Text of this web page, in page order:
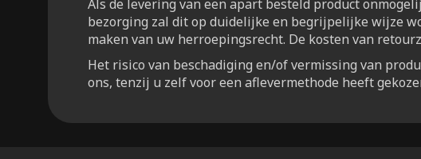
Als de levering van een apart besteld product
bezorging zal dit op duidelijke en begrijpelijke wijze
maken van uw herroepingsrecht. De kosten van
Het risico van beschadiging en/of vermissing van
ons, tenzij u zelf voor een aflevermethode heeft